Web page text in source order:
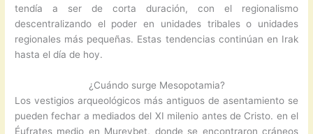
tendía a ser de corta duración, con el regionalismo
descentralizando el poder en unidades tribales o unidades
regionales más pequeñas. Estas tendencias continúan en Irak
hasta el día de hoy.
¿Cuándo surge Mesopotamia?
Los vestigios arqueológicos más antiguos de asentamiento se
pueden fechar a mediados del XI milenio antes de Cristo. en el
Éufrates medio en Mureybet, donde se encontraron cráneos